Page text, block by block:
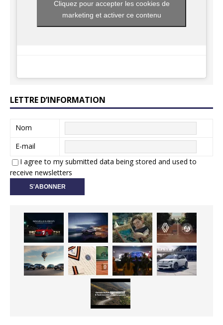
Cliquez pour accepter les cookies de
marketing et activer ce contenu
LETTRE D’INFORMATION
Nom
E-mail
I agree to my submitted data being stored and used to
receive newsletters